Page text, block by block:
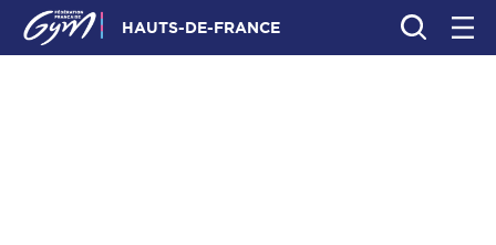
HAUTS-DE-FRANCE